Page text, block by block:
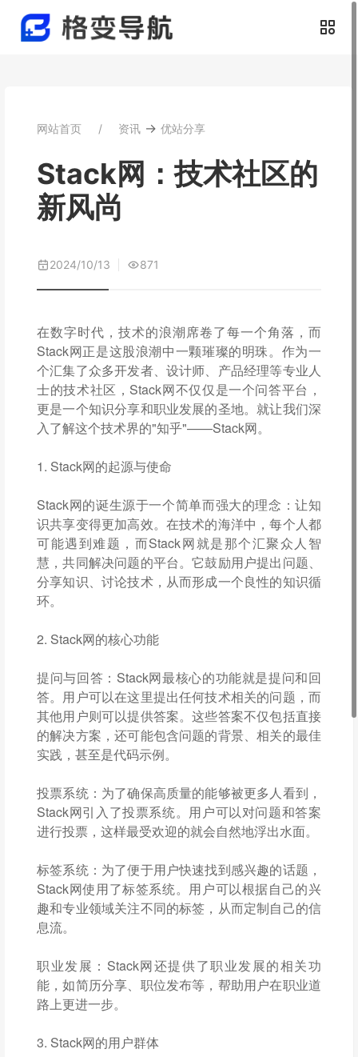
网站首页 资讯 → 优站分享
Stack网：技术社区的
新风尚
2024/10/13 871
在数字时代，技术的浪潮席卷了每一个角落，而
Stack网正是这股浪潮中一颗璀璨的明珠。作为一
个汇集了众多开发者、设计师、产品经理等专业人
士的技术社区，Stack网不仅仅是一个问答平台，
更是一个知识分享和职业发展的圣地。就让我们深
入了解这个技术界的"知乎"——Stack网。
1. Stack网的起源与使命
Stack网的诞生源于一个简单而强大的理念：让知
识共享变得更加高效。在技术的海洋中，每个人都
可能遇到难题，而Stack网就是那个汇聚众人智
慧，共同解决问题的平台。它鼓励用户提出问题、
分享知识、讨论技术，从而形成一个良性的知识循
环。
2. Stack网的核心功能
提问与回答：Stack网最核心的功能就是提问和回
答。用户可以在这里提出任何技术相关的问题，而
其他用户则可以提供答案。这些答案不仅包括直接
的解决方案，还可能包含问题的背景、相关的最佳
实践，甚至是代码示例。
投票系统：为了确保高质量的能够被更多人看到，
Stack网引入了投票系统。用户可以对问题和答案
进行投票，这样最受欢迎的就会自然地浮出水面。
标签系统：为了便于用户快速找到感兴趣的话题，
Stack网使用了标签系统。用户可以根据自己的兴
趣和专业领域关注不同的标签，从而定制自己的信
息流。
职业发展：Stack网还提供了职业发展的相关功
能，如简历分享、职位发布等，帮助用户在职业道
路上更进一步。
3. Stack网的用户群体